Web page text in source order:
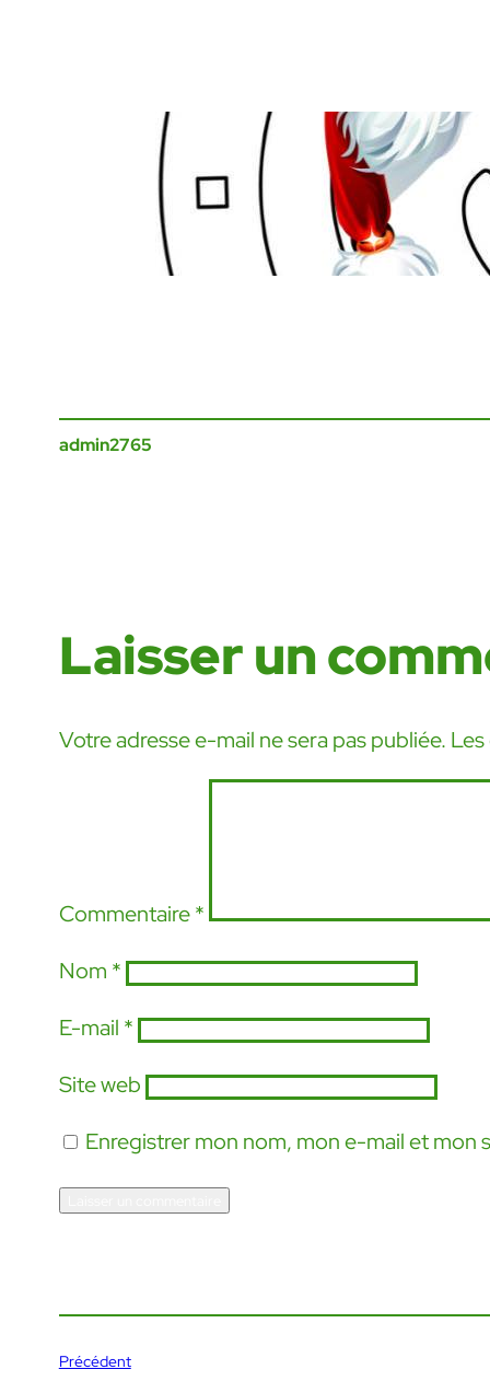
admin2765
Laisser un
Votre adresse e-mail ne sera pas publiée.
Commentaire*
Nom *
E-mail *
Site web
Enregistrer mon nom, mon e-mail et mon
Précédent